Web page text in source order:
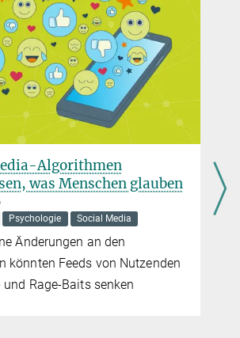
Algorithmen
was Menschen glauben
Psychologie Social Media
Änderungen an den
könnten Feeds von Nutzenden
und Rage-Baits senken